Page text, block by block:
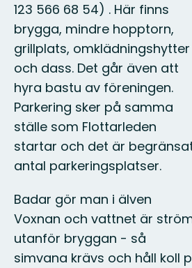
123 566 68 54) . Här finns
brygga, mindre hopptorn,
grillplats, omklädningshytter
och dass. Det går även att
hyra bastu av föreningen.
Parkering sker på samma
ställe som Flottarleden
startar och det är
antal parkeringsplatser.
Badar gör man i älven
Voxnan och vattnet är
utanför bryggan - så
simvana krävs och håll koll